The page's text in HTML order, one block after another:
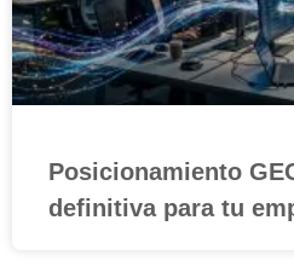
Posicionamiento
definitiva para tu